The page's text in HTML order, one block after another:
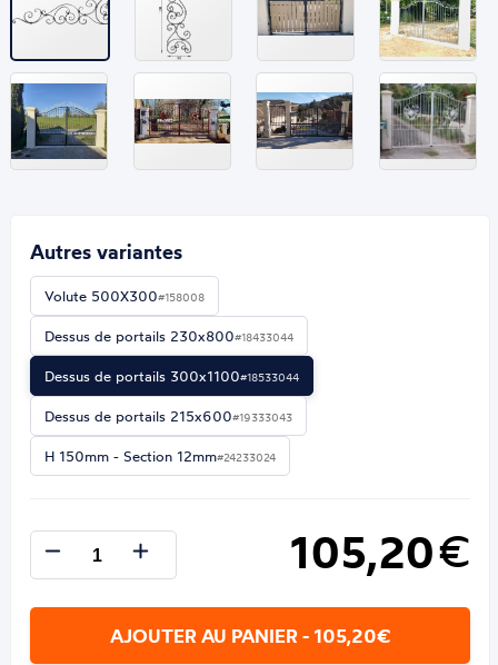
Autres variantes
Volute 500X300#158008
Dessus de portails 230x800#18433044
Dessus de portails 300x1100#18533044
Dessus de portails 215x600#19333043
H 150mm - Section 12mm#24233024
105,20€
AJOUTER AU PANIER - 105,20€